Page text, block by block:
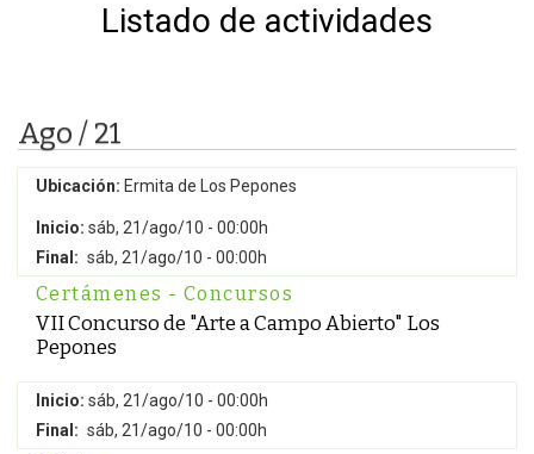
Listado de actividades
Ago / 21
Ubicación: Ermita de Los Pepones
Inicio: sáb, 21/ago/10 - 00:00h
Final: sáb, 21/ago/10 - 00:00h
Certámenes - Concursos
VII Concurso de "Arte a Campo Abierto" Los
Pepones
Inicio: sáb, 21/ago/10 - 00:00h
Final: sáb, 21/ago/10 - 00:00h